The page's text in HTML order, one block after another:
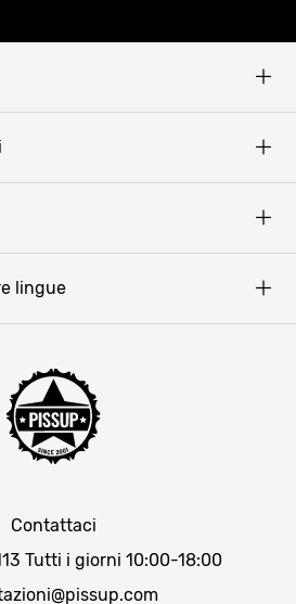
Contattaci
Tutti i giorni 10:00-18:00
lingue